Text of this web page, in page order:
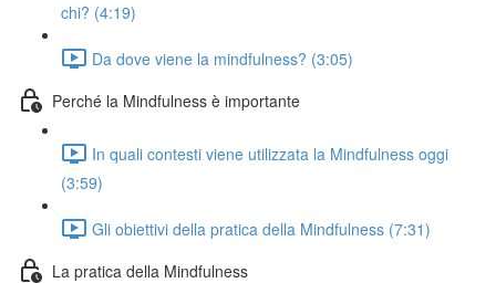
chi? (4:19)
Da dove viene la mindfulness? (3:05)
Perché la Mindfulness è importante
In quali contesti viene utilizzata la Mindfulness oggi
(3:59)
Gli obiettivi della pratica della Mindfulness (7:31)
La pratica della Mindfulness